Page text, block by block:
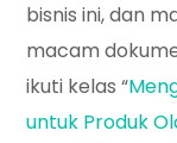
bisnis ini, dan
macam
ikuti kelas “
untuk Produk